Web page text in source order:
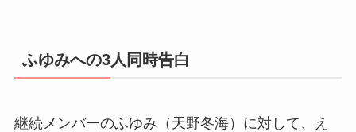
ふゆみへの3人同時告白
継続メンバーのふゆみ（天野冬海）に対して、え